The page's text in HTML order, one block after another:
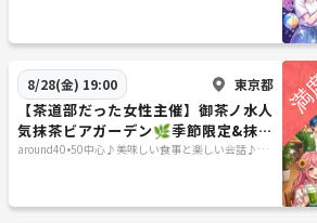
8/28(金) 19:00 東京都
【茶道部だった女性主催】御茶ノ水人
気抹茶ビアガーデン🌿季節限定&抹茶
の魅力堪能✨
around40•50中心♪美味しい食事と楽しい会話♪＋